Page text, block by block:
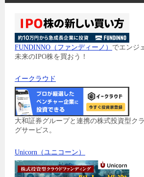
FUNDINNO（ファンディーノ） でエンジ
未来のIPO株を買おう！
イークラウド
大和証券グループと連携の株式投資型ク
グサービス。
Unicorn（ユニコーン）